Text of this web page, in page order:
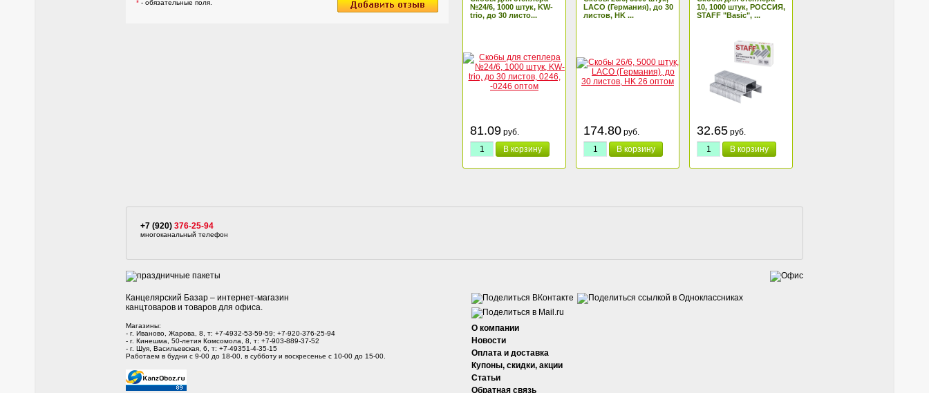
* - обязательные поля.
№24/6, 1000 штук, KW-
trio, до 30 листо...
81.09 руб.
В корзину
LACO (Германия), до 30
листов, HK ...
174.80 руб.
В корзину
10, 1000 штук, РОССИЯ,
STAFF "Basic", ...
32.65 руб.
В корзину
+7 (920) 376-25-94
многоканальный телефон
Канцелярский Базар – интернет-магазин
канцтоваров и товаров для офиса.
Магазины:
- г. Иваново, Жарова, 8, т: +7-4932-53-59-59; +7-920-376-25-94
- г. Кинешма, 50-летия Комсомола, 8, т: +7-903-889-37-52
- г. Шуя, Васильевская, 6, т: +7-49351-4-35-15
Работаем в будни с 9-00 до 18-00, в субботу и воскресенье с 10-00 до 15-00.
О компании
Новости
Оплата и доставка
Купоны, скидки, акции
Статьи
Обратная связь